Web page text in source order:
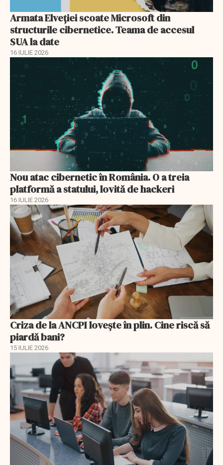
Armata Elveției scoate Microsoft din
structurile cibernetice. Teama de accesul
SUA la date
16 IULIE 2026
Nou atac cibernetic în România. O a treia
platformă a statului, lovită de hackeri
16 IULIE 2026
Criza de la ANCPI lovește în plin. Cine riscă să
piardă bani?
15 IULIE 2026